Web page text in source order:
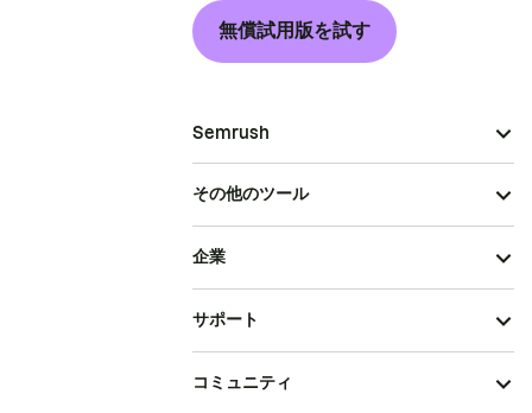
無償試用版を試す
Semrush
その他のツール
企業
サポート
コミュニティ